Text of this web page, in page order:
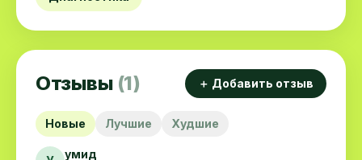
Отзывы (1) ＋ Добавить отзыв
Новые Лучшие Худшие
умид